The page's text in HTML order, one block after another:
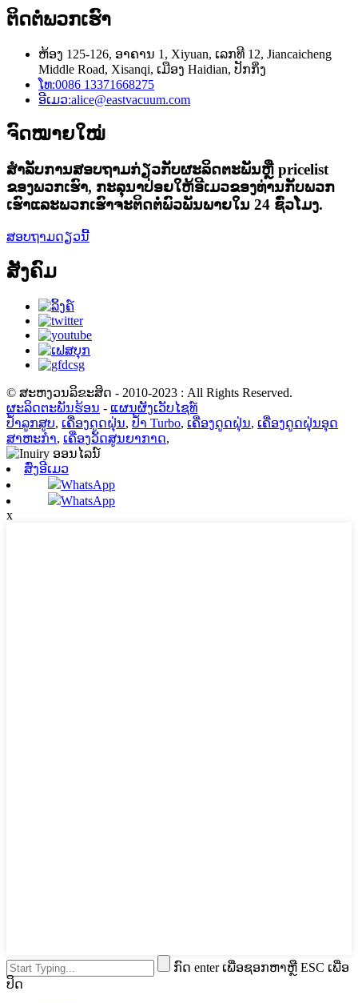
ຕິດ​ຕໍ່​ພວກ​ເຮົາ
ຫ້ອງ 125-126, ອາຄານ 1, Xiyuan, ເລກທີ 12, Jiancaicheng
Middle Road, Xisanqi, ເມືອງ Haidian, ປັກກິ່ງ
ໂທ:0086 13371668275
ອີເມວ:alice@eastvacuum.com
ຈົດໝາຍໃໝ່
ສໍາ​ລັບ​ການ​ສອບ​ຖາມ​ກ່ຽວ​ກັບ​ຜະ​ລິດ​ຕະ​ພັນ​ຫຼື pricelist
ຂອງ​ພວກ​ເຮົາ​, ກະ​ລຸ​ນາ​ປ່ອຍ​ໃຫ້​ອີ​ເມວ​ຂອງ​ທ່ານ​ກັບ​ພວກ​
ເຮົາ​ແລະ​ພວກ​ເຮົາ​ຈະ​ຕິດ​ຕໍ່​ພົວ​ພັນ​ພາຍ​ໃນ 24 ຊົ່ວ​ໂມງ​.
ສອບຖາມດຽວນີ້
ສັງຄົມ
© ສະຫງວນລິຂະສິດ - 2010-2023 : All Rights Reserved.
ຜະລິດຕະພັນຮ້ອນ - ແຜນຜັງເວັບໄຊທ໌
ປ້ຳລູກສູບ, ເຄື່ອງດູດຝຸ່ນ, ປ້ຳ Turbo, ເຄື່ອງດູດຝຸ່ນ, ເຄື່ອງດູດຝຸ່ນອຸດ
ສາຫະກໍາ, ເຄື່ອງວັດສູນຍາກາດ,
ສົ່ງອີເມວ
WhatsApp
WhatsApp
x
ກົດ enter ເພື່ອຊອກຫາຫຼື ESC ເພື່ອ
ປິດ